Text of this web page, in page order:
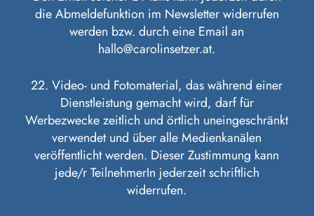
die Abmeldefunktion im Newsletter widerrufen
werden bzw. durch eine Email an
hallo@carolinsetzer.at.
22. Video- und Fotomaterial, das während einer
Dienstleistung gemacht wird, darf für
Werbezwecke zeitlich und örtlich uneingeschränkt
verwendet und über alle Medienkanälen
veröffentlicht werden. Dieser Zustimmung kann
jede/r TeilnehmerIn jederzeit schriftlich
widerrufen.